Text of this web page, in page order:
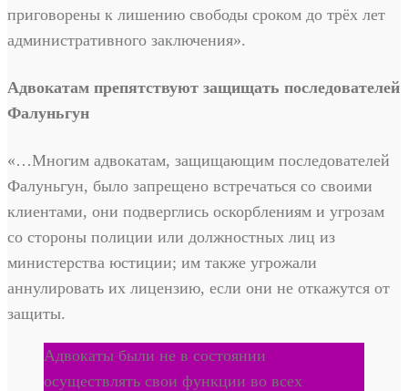
приговорены к лишению свободы сроком до трёх лет
административного заключения».
Адвокатам препятствуют защищать последователей
Фалуньгун
«…Многим адвокатам, защищающим последователей
Фалуньгун, было запрещено встречаться со своими
клиентами, они подверглись оскорблениям и угрозам
со стороны полиции или должностных лиц из
министерства юстиции; им также угрожали
аннулировать их лицензию, если они не откажутся от
защиты.
Адвокаты были не в состоянии
осуществлять свои функции во всех